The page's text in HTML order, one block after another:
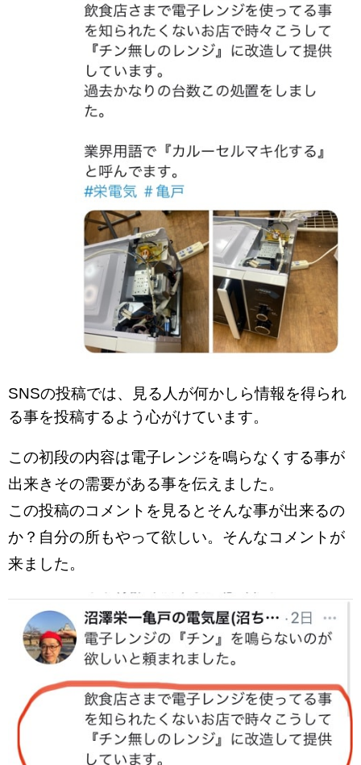
SNSの投稿では、見る人が何かしら情報を得られ
る事を投稿するよう心がけています。
この初段の内容は電子レンジを鳴らなくする事が
出来きその需要がある事を伝えました。
この投稿のコメントを見るとそんな事が出来るの
か？自分の所もやって欲しい。そんなコメントが
来ました。